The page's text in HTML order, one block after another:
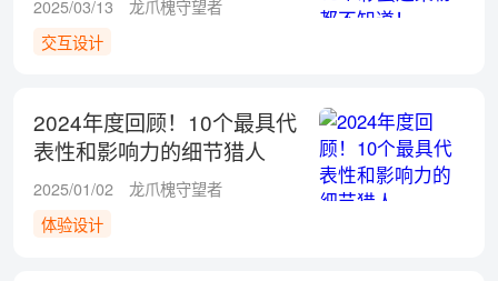
2025/03/13
龙爪槐守望者
交互设计
2024年度回顾！10个最具代
表性和影响力的细节猎人
2025/01/02
龙爪槐守望者
体验设计